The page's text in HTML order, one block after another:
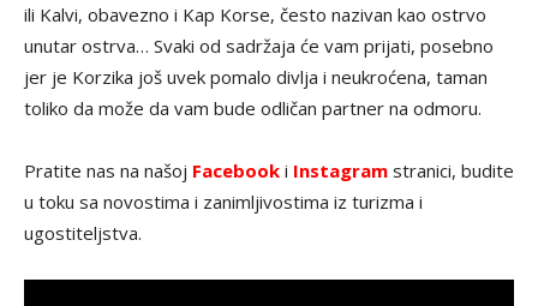
ili Kalvi, obavezno i Kap Korse, često nazivan kao ostrvo
unutar ostrva… Svaki od sadržaja će vam prijati, posebno
jer je Korzika još uvek pomalo divlja i neukroćena, taman
toliko da može da vam bude odličan partner na odmoru.
Pratite nas na našoj Facebook i Instagram stranici, budite
u toku sa novostima i zanimljivostima iz turizma i
ugostiteljstva.